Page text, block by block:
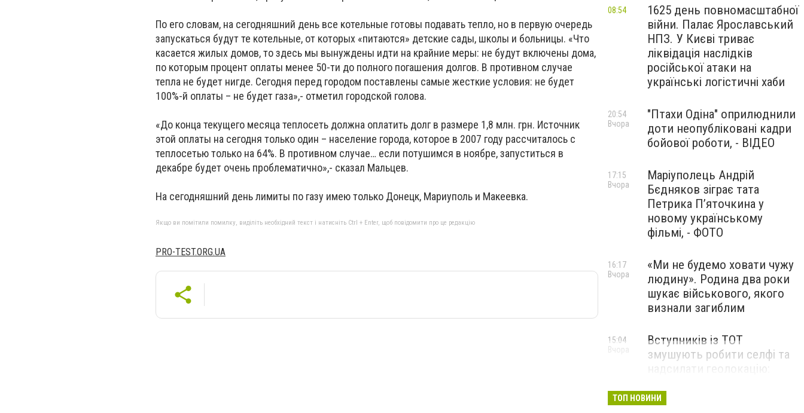
По его словам, на сегодняшний день все котельные готовы подавать тепло, но в первую очередь
запускаться будут те котельные, от которых «питаются» детские сады, школы и больницы. «Что
касается жилых домов, то здесь мы вынуждены идти на крайние меры: не будут включены дома,
по которым процент оплаты менее 50-ти до полного погашения долгов. В противном случае
тепла не будет нигде. Сегодня перед городом поставлены самые жесткие условия: не будет
100%-й оплаты – не будет газа»,- отметил городской голова.
«До конца текущего месяца теплосеть должна оплатить долг в размере 1,8 млн. грн. Источник
этой оплаты на сегодня только один – население города, которое в 2007 году рассчиталось с
теплосетью только на 64%. В противном случае… если потушимся в ноябре, запуститься в
декабре будет очень проблематично»,- сказал Мальцев.
На сегодняшний день лимиты по газу имею только Донецк, Мариуполь и Макеевка.
Якщо ви помітили помилку, виділіть необхідний текст і натисніть Ctrl + Enter, щоб повідомити про це редакцію
PRO-TEST.ORG.UA
1625 день повномасштабної
війни. Палає Ярославський
НПЗ. У Києві триває
ліквідація наслідків
російської атаки на
українські логістичні хаби
08:54
"Птахи Одіна" оприлюднили
доти неопубліковані кадри
бойової роботи, - ВІДЕО
20:54
Вчора
Маріуполець Андрій
Бєдняков зіграє тата
Петрика П’яточкина у
новому українському
фільмі, - ФОТО
17:15
Вчора
«Ми не будемо ховати чужу
людину». Родина два роки
шукає військового, якого
визнали загиблим
16:17
Вчора
Вступників із ТОТ
змушують робити селфі та
до МОН
15:04
Вчора
ТОП НОВИНИ